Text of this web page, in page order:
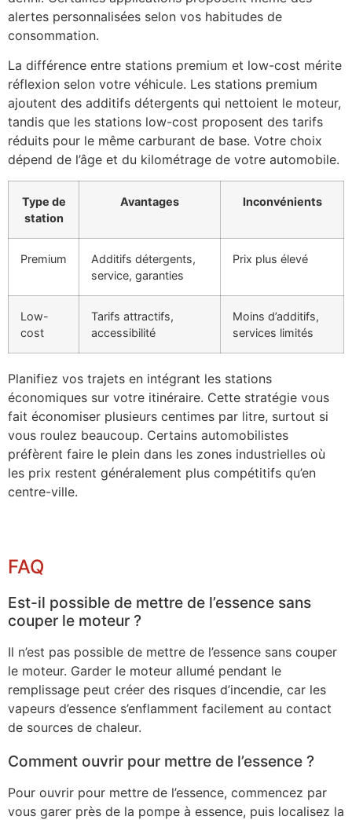
alertes personnalisées selon vos habitudes de
consommation.
La différence entre stations premium et low-cost mérite
réflexion selon votre véhicule. Les stations premium
ajoutent des additifs détergents qui nettoient le moteur,
tandis que les stations low-cost proposent des tarifs
réduits pour le même carburant de base. Votre choix
dépend de l’âge et du kilométrage de votre automobile.
Type de
station
Avantages Inconvénients
Premium
Additifs détergents,
service, garanties
Prix plus élevé
Low-
cost
Tarifs attractifs,
accessibilité
Moins d’additifs,
services limités
Planifiez vos trajets en intégrant les stations
économiques sur votre itinéraire. Cette stratégie vous
fait économiser plusieurs centimes par litre, surtout si
vous roulez beaucoup. Certains automobilistes
préfèrent faire le plein dans les zones industrielles où
les prix restent généralement plus compétitifs qu’en
centre-ville.
FAQ
Est-il possible de mettre de l’essence sans
couper le moteur ?
Il n’est pas possible de mettre de l’essence sans couper
le moteur. Garder le moteur allumé pendant le
remplissage peut créer des risques d’incendie, car les
vapeurs d’essence s’enflamment facilement au contact
de sources de chaleur.
Comment ouvrir pour mettre de l’essence ?
Pour ouvrir pour mettre de l’essence, commencez par
vous garer près de la pompe à essence, puis localisez la